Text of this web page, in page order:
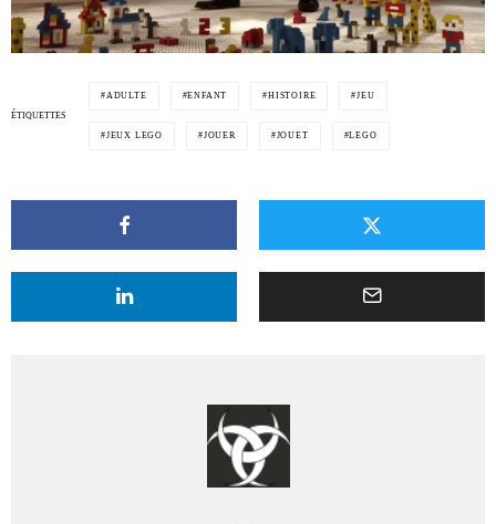
ÉTIQUETTES
ADULTE ENFANT HISTOIRE JEU
JEUX LEGO JOUER JOUET LEGO